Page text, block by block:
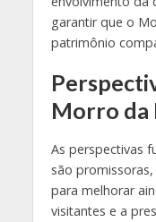
garantir que o
patrimônio
Morro da
As perspectivas
são
para melhorar
visitantes e a